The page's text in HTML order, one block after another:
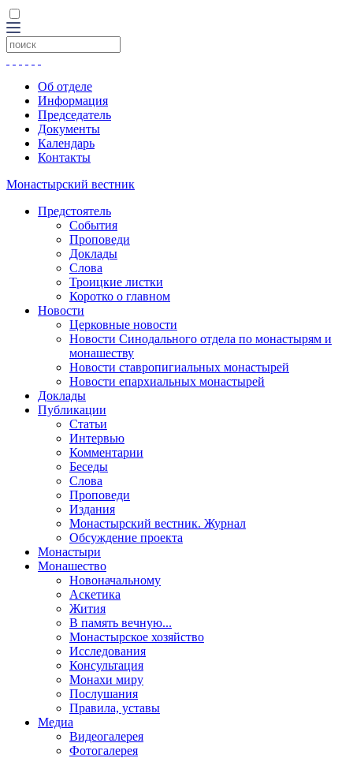
Об отделе
Информация
Председатель
Документы
Календарь
Контакты
Монастырский вестник
Предстоятель
События
Проповеди
Доклады
Слова
Троицкие листки
Коротко о главном
Новости
Церковные новости
Новости Синодального отдела по монастырям и
монашеству
Новости ставропигиальных монастырей
Новости епархиальных монастырей
Доклады
Публикации
Статьи
Интервью
Комментарии
Беседы
Слова
Проповеди
Издания
Монастырский вестник. Журнал
Обсуждение проекта
Монастыри
Монашество
Новоначальному
Аскетика
Жития
В память вечную...
Монастырское хозяйство
Исследования
Консультация
Монахи миру
Послушания
Правила, уставы
Медиа
Видеогалерея
Фотогалерея